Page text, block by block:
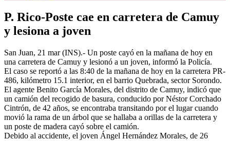
P. Rico-Poste cae en carretera de Camuy
y lesiona a joven
San Juan, 21 mar (INS).- Un poste cayó en la mañana de hoy en
una carretera de Camuy y lesionó a un joven, informó la Policía.
El caso se reportó a las 8:40 de la mañana de hoy en la carretera PR-
486, kilómetro 15.1 interior, en el barrio Quebrada, sector Sorondo.
El agente Benito García Morales, del distrito de Camuy, indicó que
un camión del recogido de basura, conducido por Néstor Corchado
Cintrón, de 42 años, se encontraba transitando por el lugar cuando
movió la rama de un árbol que se hallaba a orillas de la carretera y
un poste de madera cayó sobre el camión.
Debido al accidente, el joven Ángel Hernández Morales, de 26